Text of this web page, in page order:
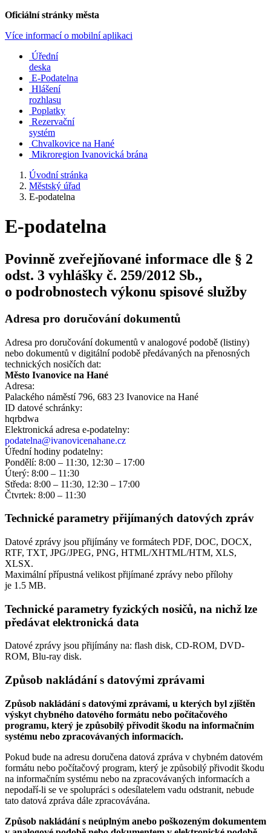
Oficiální stránky města
Více informací o mobilní aplikaci
Úřední
deska
E-Podatelna
Hlášení
rozhlasu
Poplatky
Rezervační
systém
Chvalkovice na Hané
Mikroregion Ivanovická brána
Úvodní stránka
Městský úřad
E-podatelna
E-podatelna
Povinně zveřejňované informace dle § 2
odst. 3 vyhlášky č. 259/2012 Sb.,
o podrobnostech výkonu spisové služby
Adresa pro doručování dokumentů
Adresa pro doručování dokumentů v analogové podobě (listiny)
nebo dokumentů v digitální podobě předávaných na přenosných
technických nosičích dat:
Město Ivanovice na Hané
Adresa:
Palackého náměstí 796, 683 23 Ivanovice na Hané
ID datové schránky:
hqrbdwa
Elektronická adresa e‑podatelny:
podatelna@ivanovicenahane.cz
Úřední hodiny podatelny:
Pondělí: 8:00 – 11:30, 12:30 – 17:00
Úterý: 8:00 – 11:30
Středa: 8:00 – 11:30, 12:30 – 17:00
Čtvrtek: 8:00 – 11:30
Technické parametry přijímaných datových zpráv
Datové zprávy jsou přijímány ve formátech PDF, DOC, DOCX,
RTF, TXT, JPG/JPEG, PNG, HTML/XHTML/HTM, XLS,
XLSX.
Maximální přípustná velikost přijímané zprávy nebo přílohy
je 1.5 MB.
Technické parametry fyzických nosičů, na nichž lze
předávat elektronická data
Datové zprávy jsou přijímány na: flash disk, CD-ROM, DVD-
ROM, Blu-ray disk.
Způsob nakládání s datovými zprávami
Způsob nakládání s datovými zprávami, u kterých byl zjištěn
výskyt chybného datového formátu nebo počítačového
programu, který je způsobilý přivodit škodu na informačním
systému nebo zpracovávaných informacích.
Pokud bude na adresu doručena datová zpráva v chybném datovém
formátu nebo počítačový program, který je způsobilý přivodit škodu
na informačním systému nebo na zpracovávaných informacích a
nepodaří-li se ve spolupráci s odesílatelem vadu odstranit, nebude
tato datová zpráva dále zpracovávána.
Způsob nakládání s neúplným anebo poškozeným dokumentem